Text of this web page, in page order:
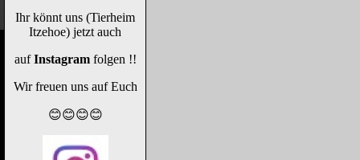
Ihr könnt uns (Tierheim
Itzehoe) jetzt auch
aufInstagramfolgen !!
Wir freuen uns auf Euch
😊😊😊😊